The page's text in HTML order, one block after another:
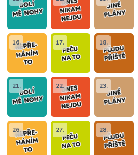
16. 17. 18.
21. 22. 23.
26. 27. 28.